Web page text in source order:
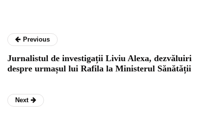
Previous
Jurnalistul de investigații Liviu Alexa, dezvăluiri
despre urmașul lui Rafila la Ministerul Sănătății
Next